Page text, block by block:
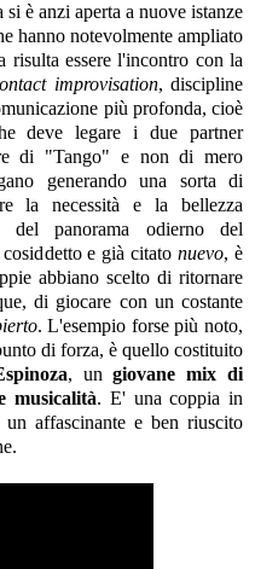
si è anzi aperta a nuove istanze
hanno notevolmente ampliato
risulta essere l'incontro con la
improvisation, discipline
più profonda, cioè
deve legare i due partner
di "Tango" e non di mero
generando una sorta di
la necessità e la bellezza
del panorama odierno del
e già citatonuevo, è
abbiano scelto di ritornare
di giocare con un costante
. L'esempio forse più noto,
di forza, è quello costituito
, ungiovane mix di
musicalità. E' una coppia in
un affascinante e ben riuscito